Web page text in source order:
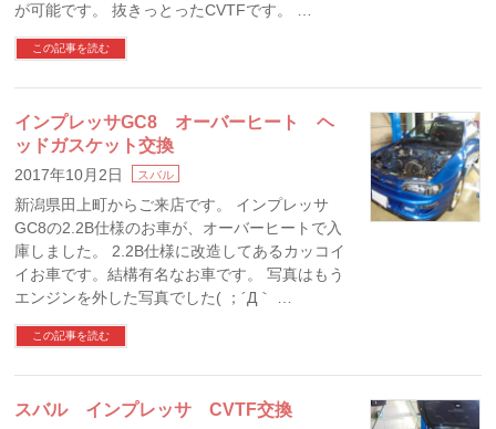
が可能です。 抜きっとったCVTFです。 …
この記事を読む
インプレッサGC8 オーバーヒート ヘ
ッドガスケット交換
2017年10月2日 スバル
新潟県田上町からご来店です。 インプレッサ
GC8の2.2B仕様のお車が、オーバーヒートで入
庫しました。 2.2B仕様に改造してあるカッコイ
イお車です。結構有名なお車です。 写真はもう
エンジンを外した写真でした( ；´Д｀ …
この記事を読む
スバル インプレッサ CVTF交換